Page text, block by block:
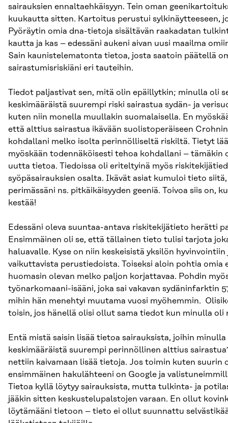
sairauksien ennaltaehkäisyyn. Tein oman
kuukautta sitten. Kartoitus perustui sylkinäytteeseen,
Pyöräytin omia dna-tietoja sisältävän raakadatan
kautta ja kas – edessäni aukeni aivan uusi maailma
Sain kaunistelematonta tietoa, josta saatoin päätellä
sairastumisriskiäni eri tauteihin.
Tiedot paljastivat sen, mitä olin epäillytkin; minulla oli
keskimääräistä suurempi riski sairastua sydän- ja
kuten niin monella muullakin suomalaisella. En
että alttius sairastua ikävään suolistoperäiseen
kohdallani melko isolta perinnölliseltä riskiltä. Tietyt
myöskään todennäköisesti tehoa kohdallani – tämäkin
uutta tietoa. Tiedoissa oli eriteltyinä myös
syöpäsairauksien osalta. Ikävät asiat kumuloi tieto
perimässäni ns. pitkäikäisyyden geeniä. Toivoa siis on,
kestää!
Edessäni oleva suuntaa-antava riskitekijätieto herätti
Ensimmäinen oli se, että tällainen tieto tulisi tarjota
haluavalle. Kyse on niin keskeisistä yksilön
vaikuttavista perustiedoista. Toiseksi aloin pohtia omia
huomasin olevan melko paljon korjattavaa. Pohdin
työnarkomaani-isääni, joka sai vakavan sydäninfarktin
mihin hän menehtyi muutama vuosi myöhemmin.
toisin, jos hänellä olisi ollut sama tiedot kun minulla oli
Entä mistä saisin lisää tietoa sairauksista, joihin minulla
keskimääräistä suurempi perinnöllinen alttius
nettiin kaivamaan lisää tietoja. Jos toimin kuten suurin
ensimmäinen hakulähteeni on Google ja
Tietoa kyllä löytyy sairauksista, mutta tulkinta- ja
jääkin sitten keskustelupalstojen varaan. En ollut
löytämääni tietoon – tieto ei ollut suunnattu